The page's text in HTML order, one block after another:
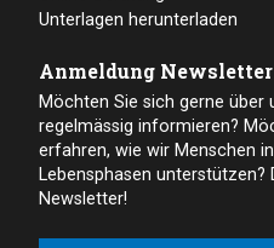
Unterlagen herunterladen
Anmeldung Newsletter
Möchten Sie sich gerne über
regelmässig informieren?
erfahren, wie wir Menschen
Lebensphasen unterstützen?
Newsletter!